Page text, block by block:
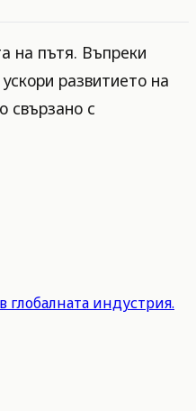
на пътя. Въпреки
развитието на
свързано с
индустрия.